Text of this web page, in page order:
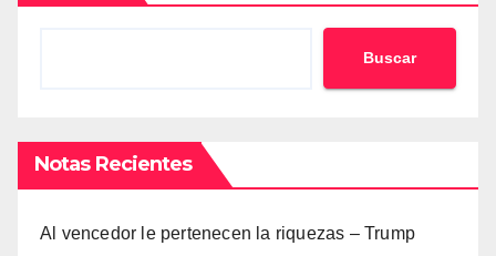
Buscar
Notas Recientes
Al vencedor le pertenecen la riquezas – Trump